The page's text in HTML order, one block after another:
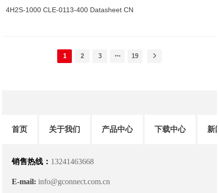
4H2S-1000 CLE-0113-400 Datasheet CN
1 2 3 19
首页 关于我们 产品中心 下载中心 新
销售热线： 13241463668
E-mail:info@gconnect.com.cn